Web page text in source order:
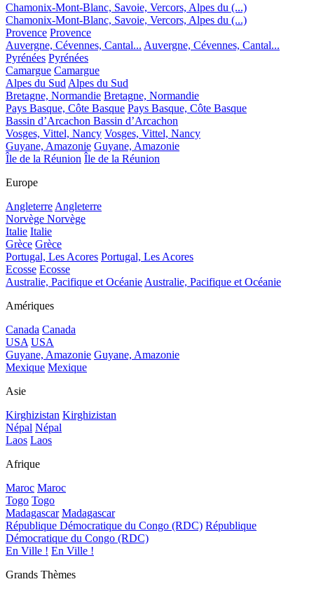
Chamonix-Mont-Blanc, Savoie, Vercors, Alpes du (...)
Chamonix-Mont-Blanc, Savoie, Vercors, Alpes du (...)
Provence Provence
Auvergne, Cévennes, Cantal... Auvergne, Cévennes, Cantal...
Pyrénées Pyrénées
Camargue Camargue
Alpes du Sud Alpes du Sud
Bretagne, Normandie Bretagne, Normandie
Pays Basque, Côte Basque Pays Basque, Côte Basque
Bassin d’Arcachon Bassin d’Arcachon
Vosges, Vittel, Nancy Vosges, Vittel, Nancy
Guyane, Amazonie Guyane, Amazonie
Île de la Réunion Île de la Réunion
Europe
Angleterre Angleterre
Norvège Norvège
Italie Italie
Grèce Grèce
Portugal, Les Acores Portugal, Les Acores
Ecosse Ecosse
Australie, Pacifique et Océanie Australie, Pacifique et Océanie
Amériques
Canada Canada
USA USA
Guyane, Amazonie Guyane, Amazonie
Mexique Mexique
Asie
Kirghizistan Kirghizistan
Népal Népal
Laos Laos
Afrique
Maroc Maroc
Togo Togo
Madagascar Madagascar
République Démocratique du Congo (RDC) République
Démocratique du Congo (RDC)
En Ville ! En Ville !
Grands Thèmes